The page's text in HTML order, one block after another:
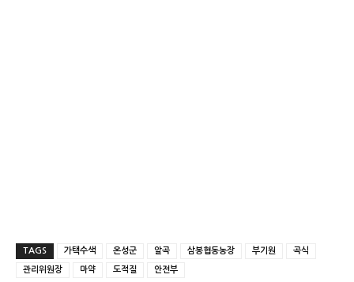
TAGS 가택수색 온성군 알곡 삼봉협동농장 부기원 곡식
관리위원장 마약 도적질 안전부